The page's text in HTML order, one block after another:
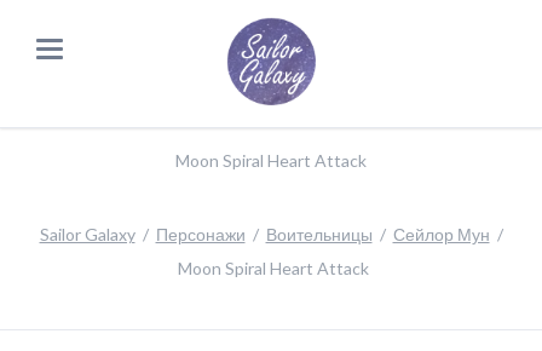
Moon Spiral Heart Attack
Sailor Galaxy Персонажи Воительницы
Сейлор Мун
Moon Spiral Heart Attack